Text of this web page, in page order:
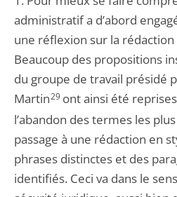
administratif a d’abord
une réflexion sur la rédaction
Beaucoup des propositions
du groupe de travail présidé
Martin29ont ainsi été reprises,
l’abandon des termes les
passage à une rédaction en
phrases distinctes et des
identifiés. Ceci va dans le